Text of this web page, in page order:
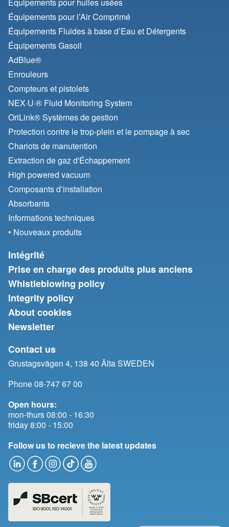
Équipements pour l’Air Comprimé
Équipements Fluides à base d’Eau et Détergents
Équipements Gasoil
AdBlue®
Enrouleurs
Compteurs et pistolets
NEX·U·® Fluid Monitoring System
OriLink® Systèmes de gestion
Protection contre le trop-plein et le pompage à sec
Chariots de manutention
Extraction de gaz d'Échappement
High powered vacuum
Composants d’installation
Absorbants
Informations techniques
• Nouveaux produits
Intégrité
Prise en charge des produits plus anciens
Whistleblowing policy
Integrity policy
About cookies
Newsletter
Contact us
Grustagsvägen 4, 138 40 Älta SWEDEN
Phone 08-747 67 00
Open hours:
mon-thurs 08:00 - 16:30
friday 8:00 - 15:00
Follow us to recieve the latest updates